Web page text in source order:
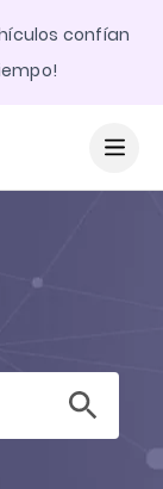
confían
Botón de búsqueda